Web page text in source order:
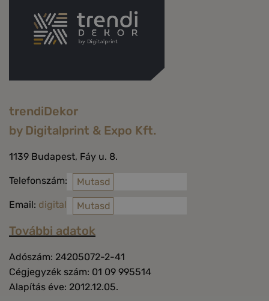
trendiDekor
by Digitalprint & Expo Kft.
1139 Budapest, Fáy u. 8.
Telefonszám: +36 30 656 18 78
Mutasd
Email: digitalprint@digitalprint.hu
Mutasd
További adatok
Adószám: 24205072-2-41
Cégjegyzék szám: 01 09 995514
Alapítás éve: 2012.12.05.